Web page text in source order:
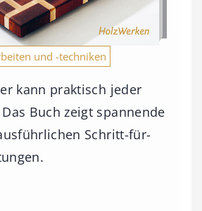
und -techniken
kann praktisch jeder
Buch zeigt spannende
Schritt-für-